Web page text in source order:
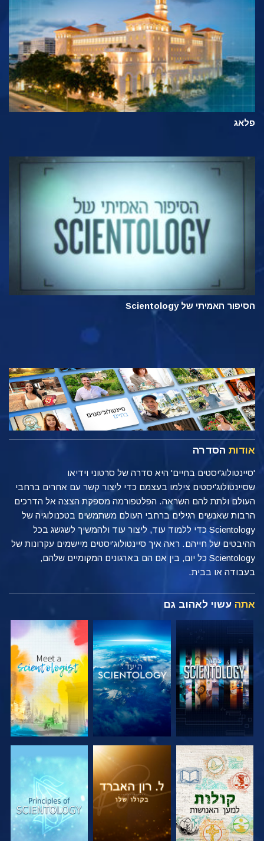
פלאג
הסיפור האמיתי של Scientology
אודות הסדרה
'סיינטולוג'יסטים בחיים' היא סדרה של סרטוני וידיאו
שסיינטולוג'יסטים צילמו בעצמם כדי ליצור קשר עם אחרים ברחבי
העולם ולתת להם השראה. הפלטפורמה מספקת הצצה אל הדרכים
הרבות שאנשים רגילים ברחבי העולם משתמשים בטכנולוגיה של
Scientology כדי ללמוד עוד, ליצור עוד ולהמשיך לשגשג בכל
ההיבטים של חייהם. ראה איך סיינטולוג'יסטים מיישמים עקרונות של
Scientology כל יום, בין אם הם בארגונים המקומיים שלהם,
בעבודה או בבית.
אתה עשוי לאהוב גם
בדוק את הסדרה בדוק את הסדרה בדוק את הסדרה